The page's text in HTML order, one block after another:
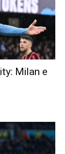
Milan e